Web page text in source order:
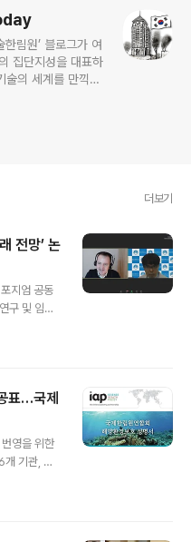
림원’ 블로그가 여
집단지성을 대표하
술의 세계를 만끽하
더보기
전망’ 논
지엄 공동
구 및 임상
되면서 모
빅데이터
보건의료분
기술 및 의
능과 빅데
의하는 자
, 이하 과
표…국제
영을 위한
기관, 지
전성을 되